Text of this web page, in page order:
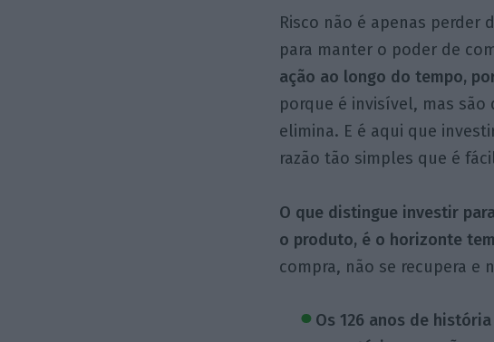
Risco não é apenas perder
para manter o poder de
ação ao longo do tempo,
porque é invisível, mas
elimina. E é aqui que
razão tão simples que é
O que distingue investir
o produto, é o horizonte
compra, não se recupera e
Os 126 anos de